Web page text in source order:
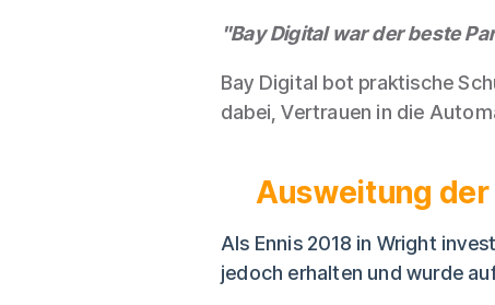
"Bay Digital war der beste
Bay Digital bot praktische
dabei, Vertrauen in die
Ausweitung
Als Ennis 2018 in Wright
jedoch erhalten und wurde